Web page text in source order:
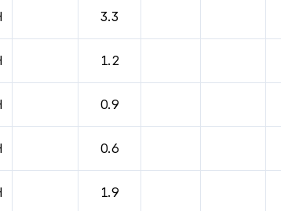
3.3
1.2
0.9
0.6
1.9